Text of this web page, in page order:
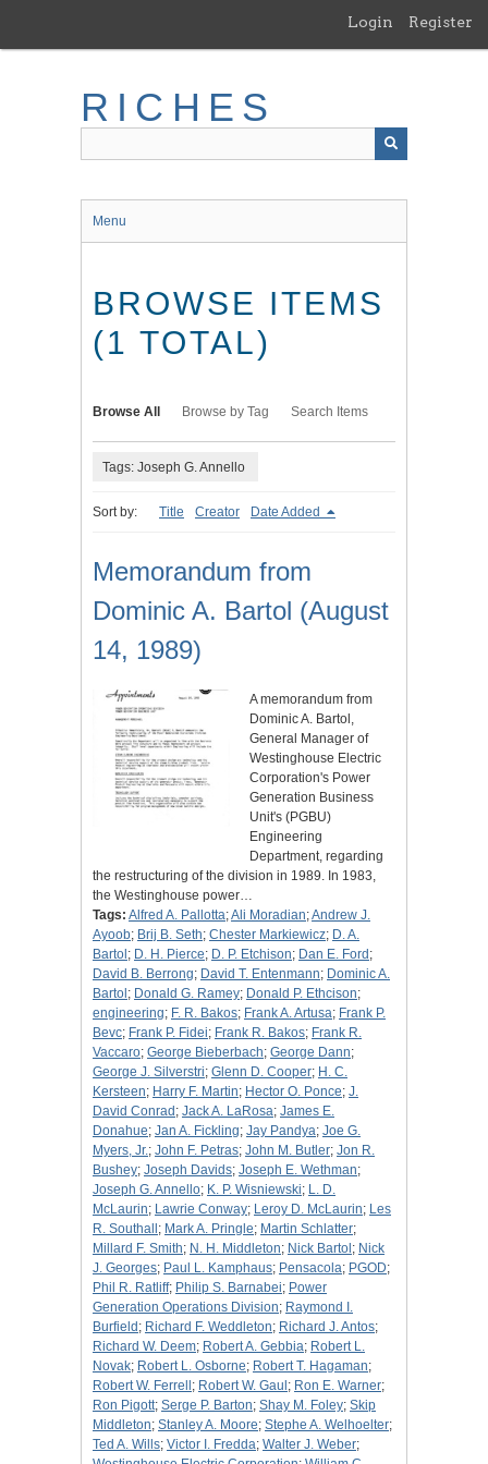
main
Login Register
RICHES
Menu
BROWSE ITEMS
(1 TOTAL)
Browse All Browse by Tag Search Items
Tags: Joseph G. Annello
Sort by: Title Creator Date Added
Memorandum from
Dominic A. Bartol (August
14, 1989)
A memorandum from
Dominic A. Bartol,
General Manager of
Westinghouse Electric
Corporation's Power
Generation Business
Unit's (PGBU)
Engineering
Department, regarding
the restructuring of the division in 1989. In 1983,
the Westinghouse power…
Tags: Alfred A. Pallotta;Ali Moradian;Andrew J.
Ayoob; Brij B. Seth; Chester Markiewicz; D. A.
Bartol ; D. H. Pierce; D. P. Etchison; Dan E. Ford ;
David B. Berrong; David T. Entenmann; Dominic A.
Bartol ; Donald G. Ramey; Donald P. Ethcison;
engineering; F. R. Bakos; Frank A. Artusa; Frank P.
Bevc; Frank P. Fidei; Frank R. Bakos; Frank R.
Vaccaro; George Bieberbach; George Dann;
George J. Silverstri; Glenn D. Cooper; H. C.
Kersteen; Harry F. Martin; Hector O. Ponce; J.
David Conrad ; Jack A. LaRosa; James E.
Donahue; Jan A. Fickling; Jay Pandya; Joe G.
Myers, Jr.; John F. Petras; John M. Butler; Jon R.
Bushey; Joseph Davids; Joseph E. Wethman;
Joseph G. Annello; K. P. Wisniewski; L. D.
McLaurin; Lawrie Conway; Leroy D. McLaurin; Les
R. Southall ; Mark A. Pringle; Martin Schlatter;
Millard F. Smith; N. H. Middleton; Nick Bartol ; Nick
J. Georges; Paul L. Kamphaus; Pensacola; PGOD;
Phil R. Ratliff; Philip S. Barnabei; Power
Generation Operations Division; Raymond I.
Burfield ; Richard F. Weddleton; Richard J. Antos;
Richard W. Deem; Robert A. Gebbia; Robert L.
Novak; Robert L. Osborne; Robert T. Hagaman;
Robert W. Ferrell ; Robert W. Gaul ; Ron E. Warner;
Ron Pigott; Serge P. Barton; Shay M. Foley; Skip
Middleton; Stanley A. Moore; Stephe A. Welhoelter;
Ted A. Wills; Victor I. Fredda; Walter J. Weber;